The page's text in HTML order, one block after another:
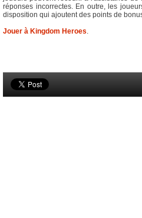
réponses incorrectes. En outre, les
disposition qui ajoutent des points de
Jouer à Kingdom Heroes.